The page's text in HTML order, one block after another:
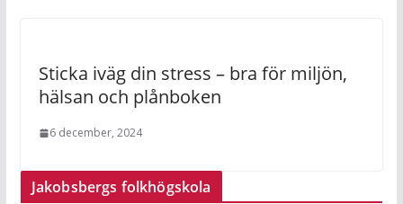
Sticka iväg din stress – bra för miljön,
hälsan och plånboken
6 december, 2024
Jakobsbergs folkhögskola